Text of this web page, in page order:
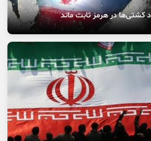
کشتی‌ها در هرمز ثابت ماند